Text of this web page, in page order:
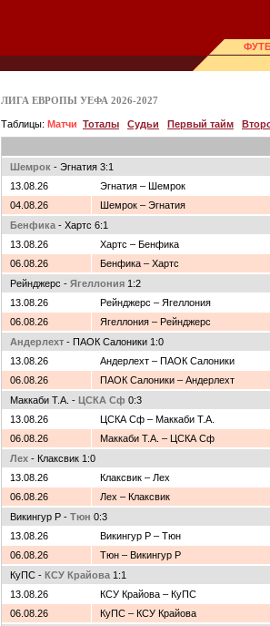
ЛИГА ЕВРОПЫ УЕФА 2026-2027
Таблицы: Матчи Тоталы Судьи Первый тайм
Шемрок - Эгнатия 3:1
13.08.26
Эгнатия – Шемрок
04.08.26
Шемрок – Эгнатия
Бенфика - Хартс 6:1
13.08.26
Хартс – Бенфика
06.08.26
Бенфика – Хартс
Рейнджерс - Ягеллония 1:2
13.08.26
Рейнджерс – Ягеллония
06.08.26
Ягеллония – Рейнджерс
Андерлехт - ПАОК Салоники 1:0
13.08.26
Андерлехт – ПАОК Салоники
06.08.26
ПАОК Салоники – Андерлехт
Маккаби Т.А. - ЦСКА Сф 0:3
13.08.26
ЦСКА Сф – Маккаби Т.А.
06.08.26
Маккаби Т.А. – ЦСКА Сф
Лех - Клаксвик 1:0
13.08.26
Клаксвик – Лех
06.08.26
Лех – Клаксвик
Викингур Р - Тюн 0:3
13.08.26
Викингур Р – Тюн
06.08.26
Тюн – Викингур Р
КуПС - КСУ Крайова 1:1
13.08.26
КСУ Крайова – КуПС
06.08.26
КуПС – КСУ Крайова